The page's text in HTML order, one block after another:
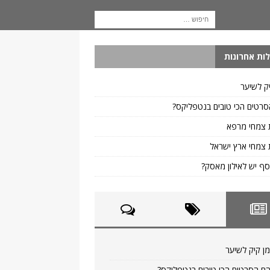
אחרונות
לשיער
הכי טובים בנטפליקס?
צמחי מרפא
צמחי ארץ ישראל
יש לאילון מאסק?
קיק לשיער